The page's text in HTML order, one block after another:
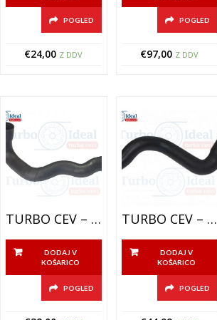
POGLED
€24,00 Z DDV
POGLED
€97,00 Z DDV
TURBO CEV – INTERCOOLER CEV – 300-6062-18
DODAJ V
KOŠARICO
POGLED
TURBO CEV – INTERCOOLER CEV – 300-6127-18
DODAJ V
KOŠARICO
POGLED